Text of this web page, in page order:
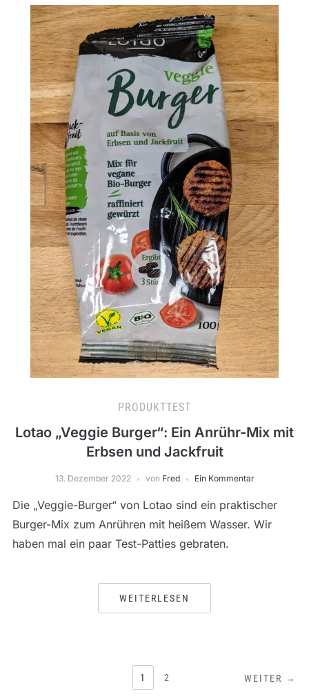
PRODUKTTEST
Lotao „Veggie Burger“: Ein Anrühr-Mix mit
Erbsen und Jackfruit
13. Dezember 2022 von Fred Ein Kommentar
Die „Veggie-Burger“ von Lotao sind ein praktischer
Burger-Mix zum Anrühren mit heißem Wasser. Wir
haben mal ein paar Test-Patties gebraten.
WEITERLESEN
SEITENNUMMERIERUNG
1 2 WEITER →